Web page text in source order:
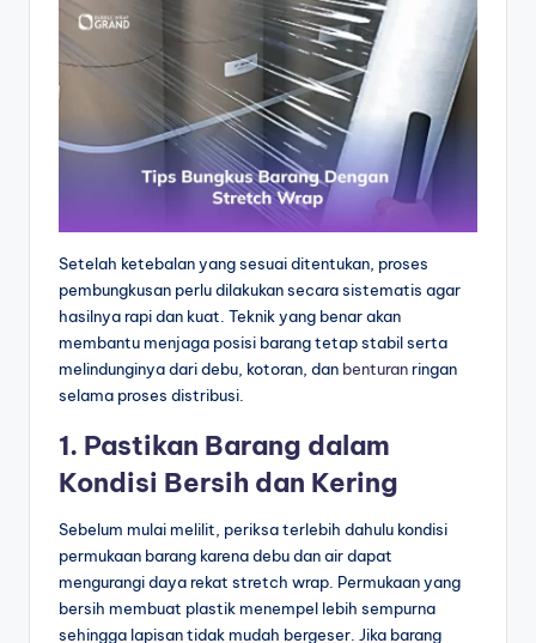
Setelah ketebalan yang sesuai ditentukan, proses
pembungkusan perlu dilakukan secara sistematis agar
hasilnya rapi dan kuat. Teknik yang benar akan
membantu menjaga posisi barang tetap stabil serta
melindunginya dari debu, kotoran, dan benturanringan
selama proses distribusi.
1. Pastikan Barang dalam
Kondisi Bersih dan Kering
Sebelum mulai melilit, periksa terlebih dahulu kondisi
permukaan barang karena debu dan air dapat
mengurangi daya rekat stretch wrap. Permukaan yang
bersih membuat plastik menempel lebih sempurna
sehingga lapisan tidak mudah bergeser. Jika barang